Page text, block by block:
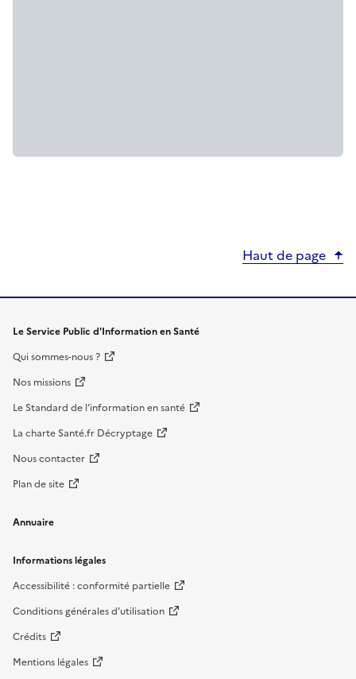
Haut de page
Le Service Public d'Information en Santé
Qui sommes-nous ?
Nos missions
Le Standard de l’information en santé
La charte Santé.fr Décryptage
Nous contacter
Plan de site
Annuaire
Informations légales
Accessibilité : conformité partielle
Conditions générales d'utilisation
Crédits
Mentions légales